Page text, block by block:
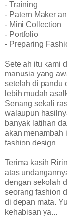
- Training
- Patern Maker
- Mini Collection
- Portfolio
- Preparing
Setelah itu kami
manusia yang
setelah di pandu
lebih mudah
Senang sekali
walaupun
banyak latihan
akan menambah
fashion design.
Terima kasih
atas
dengan sekolah
seorang fashion
di depan mata.
kehabisan ya...